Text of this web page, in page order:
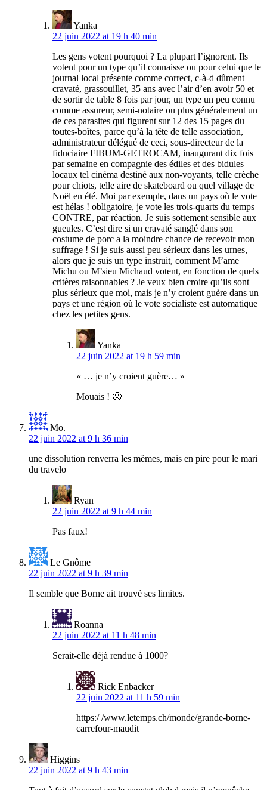
Yanka
22 juin 2022 at 19 h 40 min
Les gens votent pourquoi ? La plupart l’ignorent. Ils
votent pour un type qu’il connaisse ou pour celui que le
journal local présente comme correct, c-à-d dûment
cravaté, grassouillet, 35 ans avec l’air d’en avoir 50 et
de sortir de table 8 fois par jour, un type un peu connu
comme assureur, semi-notaire ou plus généralement un
de ces parasites qui figurent sur 12 des 15 pages du
toutes-boîtes, parce qu’à la tête de telle association,
administrateur délégué de ceci, sous-directeur de la
fiduciaire FIBUM-GETROCAM, inaugurant dix fois
par semaine en compagnie des édiles et des bidules
locaux tel cinéma destiné aux non-voyants, telle crèche
pour chiots, telle aire de skateboard ou quel village de
Noël en été. Moi par exemple, dans un pays où le vote
est hélas ! obligatoire, je vote les trois-quarts du temps
CONTRE, par réaction. Je suis sottement sensible aux
gueules. C’est dire si un cravaté sanglé dans son
costume de porc a la moindre chance de recevoir mon
suffrage ! Si je suis aussi peu sérieux dans les urnes,
alors que je suis un type instruit, comment M’ame
Michu ou M’sieu Michaud votent, en fonction de quels
critères raisonnables ? Je veux bien croire qu’ils sont
plus sérieux que moi, mais je n’y croient guère dans un
pays et une région où le vote socialiste est automatique
chez les petites gens.
Yanka
22 juin 2022 at 19 h 59 min
« … je n’y croient guère… »
Mouais ! 🙁
Mo.
22 juin 2022 at 9 h 36 min
une dissolution renverra les mêmes, mais en pire pour le mari
du travelo
Ryan
22 juin 2022 at 9 h 44 min
Pas faux!
Le Gnôme
22 juin 2022 at 9 h 39 min
Il semble que Borne ait trouvé ses limites.
Roanna
22 juin 2022 at 11 h 48 min
Serait-elle déjà rendue à 1000?
Rick Enbacker
22 juin 2022 at 11 h 59 min
https:/ /www.letemps.ch/monde/grande-borne-
carrefour-maudit
Higgins
22 juin 2022 at 9 h 43 min